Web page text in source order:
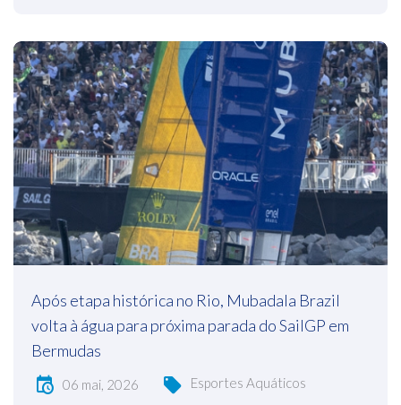
Após etapa histórica no Rio, Mubadala Brazil
volta à água para próxima parada do SailGP em
Bermudas
06 mai, 2026 Esportes Aquáticos